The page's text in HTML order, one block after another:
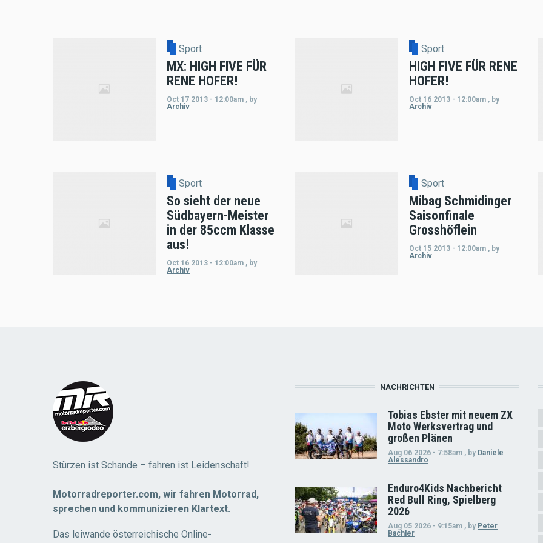
Sport
MX: HIGH FIVE FÜR
RENE HOFER!
Oct 17 2013 - 12:00am , by
Archiv
Sport
HIGH FIVE FÜR RENE
HOFER!
Oct 16 2013 - 12:00am , by
Archiv
Sport
So sieht der neue
Südbayern-Meister
in der 85ccm Klasse
aus!
Oct 16 2013 - 12:00am , by
Archiv
Sport
Mibag Schmidinger
Saisonfinale
Grosshöflein
Oct 15 2013 - 12:00am , by
Archiv
Stürzen ist Schande – fahren ist Leidenschaft!
Motorradreporter.com, wir fahren Motorrad,
sprechen und kommunizieren Klartext.
Das leiwande österreichische Online-
NACHRICHTEN
Tobias Ebster mit neuem ZX
Moto Werksvertrag und
großen Plänen
Aug 06 2026 - 7:58am , by Daniele
Alessandro
Enduro4Kids Nachbericht
Red Bull Ring, Spielberg
2026
Aug 05 2026 - 9:15am , by Peter
Bachler